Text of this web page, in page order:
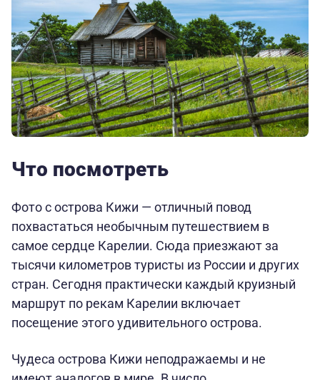
Что посмотреть
Фото с острова Кижи — отличный повод
похвастаться необычным путешествием в
самое сердце Карелии. Сюда приезжают за
тысячи километров туристы из России и других
стран. Сегодня практически каждый круизный
маршрут по рекам Карелии включает
посещение этого удивительного острова.
Чудеса острова Кижи неподражаемы и не